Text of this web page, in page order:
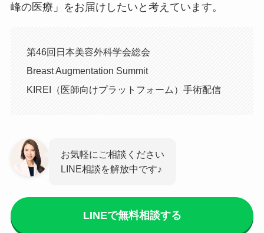
峰の医療」をお届けしたいと考えています。
第46回日本美容外科学会総会
Breast Augmentation Summit
KIREI（医師向けプラットフォーム）手術配信
お気軽にご相談ください
LINE相談を解放中です♪
LINEで無料相談する